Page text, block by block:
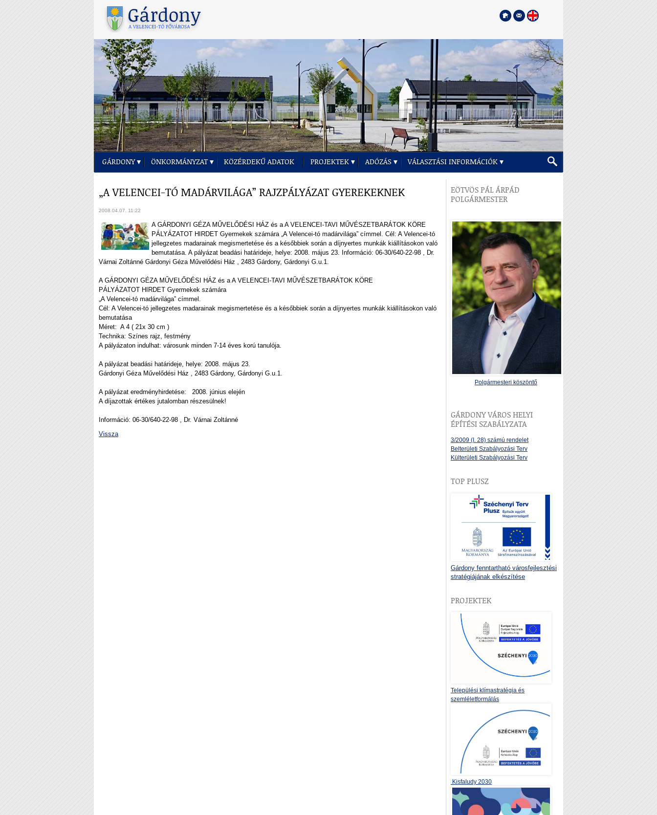
GÁRDONY ÖNKORMÁNYZAT KÖZÉRDEKŰ ADATOK PROJEKTEK ADÓZÁS VÁLASZTÁSI INFORMÁCIÓK
„A VELENCEI-TÓ MADÁRVILÁGA” RAJZPÁLYÁZAT GYEREKEKNEK
2008.04.07. 11:22
A GÁRDONYI GÉZA MŰVELŐDÉSI HÁZ és a A VELENCEI-TAVI MŰVÉSZETBARÁTOK KÖRE
PÁLYÁZATOT HIRDET Gyermekek számára „A Velencei-tó madárvilága” címmel. Cél: A Velencei-tó
jellegzetes madarainak megismertetése és a későbbiek során a díjnyertes munkák kiállításokon való
bemutatása. A pályázat beadási határideje, helye: 2008. május 23. Információ: 06-30/640-22-98 , Dr.
Várnai Zoltánné Gárdonyi Géza Művelődési Ház , 2483 Gárdony, Gárdonyi G.u.1.
A GÁRDONYI GÉZA MŰVELŐDÉSI HÁZ és a A VELENCEI-TAVI MŰVÉSZETBARÁTOK KÖRE
PÁLYÁZATOT HIRDET Gyermekek számára
„A Velencei-tó madárvilága” címmel.
Cél: A Velencei-tó jellegzetes madarainak megismertetése és a későbbiek során a díjnyertes munkák kiállításokon való
bemutatása
Méret: A 4 ( 21x 30 cm )
Technika: Színes rajz, festmény
A pályázaton indulhat: városunk minden 7-14 éves korú tanulója.
A pályázat beadási határideje, helye: 2008. május 23.
Gárdonyi Géza Művelődési Ház , 2483 Gárdony, Gárdonyi G.u.1.
A pályázat eredményhirdetése: 2008. június elején
A díjazottak értékes jutalomban részesülnek!
Információ: 06-30/640-22-98 , Dr. Várnai Zoltánné
Vissza
EÖTVÖS PÁL ÁRPÁD
POLGÁRMESTER
Polgármesteri köszöntő
GÁRDONY VÁROS HELYI
ÉPÍTÉSI SZABÁLYZATA
3/2009 (I. 28) számú rendelet
Belterületi Szabályozási Terv
Külterületi Szabályozási Terv
TOP PLUSZ
Gárdony fenntartható városfejlesztési
stratégiájának elkészítése
PROJEKTEK
Települési klímastratégia és
szemléletformálás
Kisfaludy 2030